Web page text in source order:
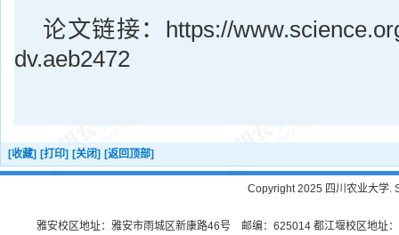
论文链接：https://
dv.aeb2472
[收藏] [打印] [关闭] [返回顶部]
Copyright 2025 四川农业大学.
雅安校区地址：雅安市雨城区新康路46号 邮编：625014 都江堰校区地址